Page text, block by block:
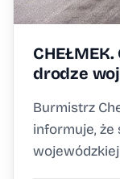
drodze
Burmistrz
informuje, że
wojewódzkiej